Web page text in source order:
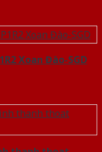
Xoan Đào-SGD